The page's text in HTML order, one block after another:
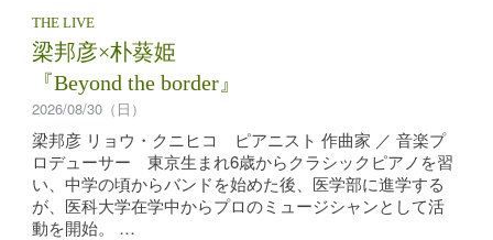
THE LIVE
梁邦彦×朴葵姫
『Beyond the border』
2026/08/30（日）
梁邦彦 リョウ・クニヒコ ピアニスト 作曲家 ／ 音楽プ
ロデューサー 東京生まれ6歳からクラシックピアノを習
い、中学の頃からバンドを始めた後、医学部に進学する
が、医科大学在学中からプロのミュージシャンとして活
動を開始。 …